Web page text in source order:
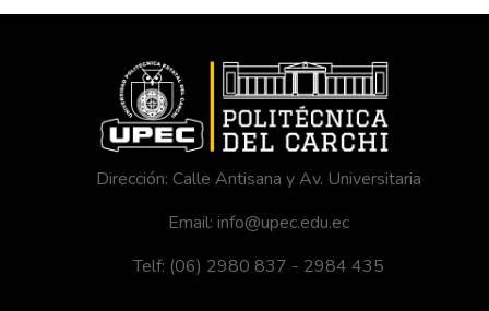
Dirección: Calle Antisana y Av. Universitaria
Email: info@upec.edu.ec
Telf: (06) 2980 837 - 2984 435